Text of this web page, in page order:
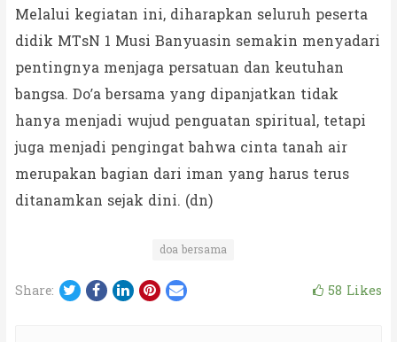
Melalui kegiatan ini, diharapkan seluruh peserta
didik MTsN 1 Musi Banyuasin semakin menyadari
pentingnya menjaga persatuan dan keutuhan
bangsa. Do’a bersama yang dipanjatkan tidak
hanya menjadi wujud penguatan spiritual, tetapi
juga menjadi pengingat bahwa cinta tanah air
merupakan bagian dari iman yang harus terus
ditanamkan sejak dini. (dn)
doa bersama
Share: Twitter
Facebook
LinkedIn
Pinterest
Email 58 Likes